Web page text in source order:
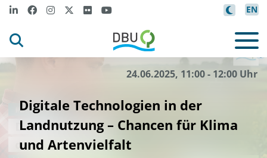
EN
KI
gener
ier
tes Sy m
bol
bi
d
24.06.2025, 11:00 - 12:00 Uhr
Digitale Technologien in der
Landnutzung – Chancen für Klima
und Artenvielfalt